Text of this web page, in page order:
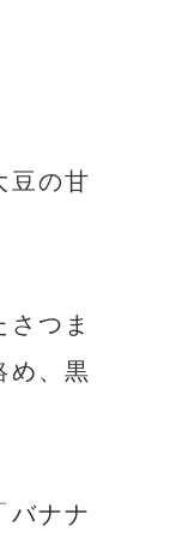
豆の甘
つま
め、黒
バナナ